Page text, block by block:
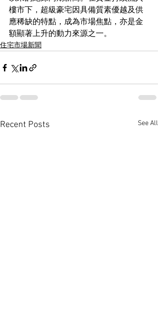
樓市下，超級豪宅因具備質素優越及供
應稀缺的特點，成為市場焦點，亦是金
額顯著上升的動力來源之一。
住宅市場新聞
Recent Posts See All